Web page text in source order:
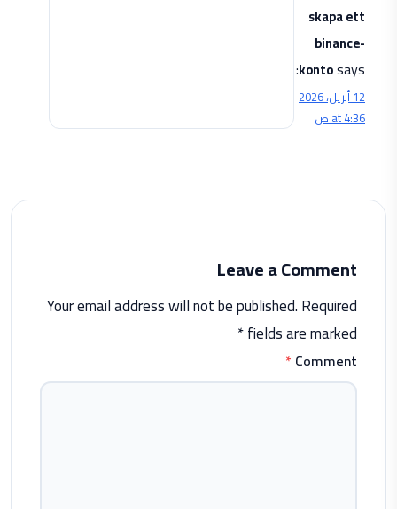
skapa ett
binance-
kontosays:
12 أبريل، 2026
at 4:36 ص
Leave a Comment
Your email address will not be published. Required
fields are marked *
Comment
*